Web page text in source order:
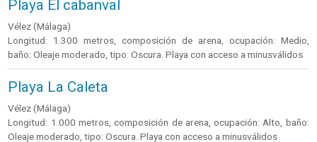
Playa El cabanval
Vélez (Málaga)
Longitud: 1.300 metros, composición de arena, ocupación: Medio,
baño: Oleaje moderado, tipo: Oscura. Playa con acceso a minusválidos
Playa La Caleta
Vélez (Málaga)
Longitud: 1.000 metros, composición de arena, ocupación: Alto, baño:
Oleaje moderado, tipo: Oscura. Playa con acceso a minusválidos